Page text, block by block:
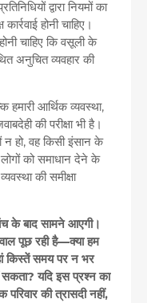
द्वारा नियमों का
होनी चाहिए।
चाहिए कि वसूली के
अनुचित व्यवहार की
आर्थिक व्यवस्था,
की परीक्षा भी है।
न हो, वह किसी इंसान के
को समाधान देने के
की समीक्षा
के बाद सामने आएगी।
पूछ रही है—क्या हम
किस्तें समय पर न भर
सकता? यदि इस प्रश्न का
की त्रासदी नहीं,